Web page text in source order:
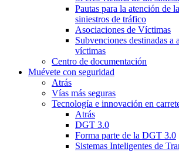
Pautas para la atención de
siniestros de tráfico
Asociaciones de Víctimas
Subvenciones destinadas a
víctimas
Centro de documentación
Muévete con seguridad
Atrás
Vías más seguras
Tecnología e innovación en
Atrás
DGT 3.0
Forma parte de la DGT 3.0
Sistemas Inteligentes de